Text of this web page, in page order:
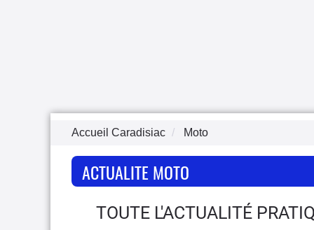
Accueil Caradisiac Moto
ACTUALITE MOTO
TOUTE L'ACTUALITÉ